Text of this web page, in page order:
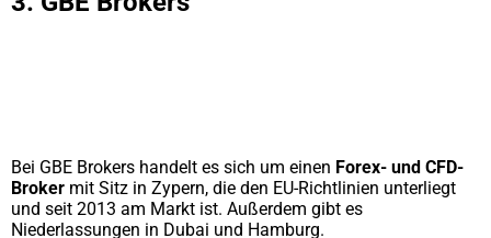
Bei GBE Brokers handelt es sich um einen Forex- und CFD-
Broker mit Sitz in Zypern, die den EU-Richtlinien unterliegt
und seit 2013 am Markt ist. Außerdem gibt es
Niederlassungen in Dubai und Hamburg.